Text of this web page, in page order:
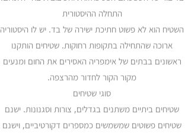
התחלה ההיסטורית
השטיח הוא לא פשוט חתיכת ישירה של בד. יש לו היסטוריה
ארוכה שהתחילה בתקופות רחוקות. שטיחים הותקנו
ראשונים בבתים של אימפריה האסירים את החום ומנעים
מקור הקור לחדור מהרצפה.
סוגי שטיחים
שטיחים ביתיים משתנים בגדלים, צורות וסגנונות. ישנם
שטיחים פשוטים שמשמשים כמספרים דקורטיביים, וישנם